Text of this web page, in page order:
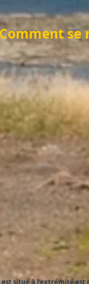
se
situé à l’extrémité est